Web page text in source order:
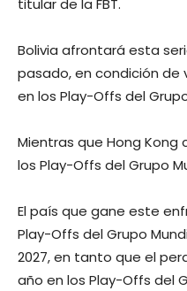
titular de la FBT.
Bolivia afrontará esta
pasado, en condición de
en los Play-Offs del
Mientras que Hong Kong
los Play-Offs del Grupo
El país que gane este
Play-Offs del Grupo
2027, en tanto que el
año en los Play-Offs del